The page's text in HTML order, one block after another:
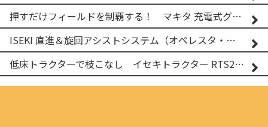
押すだけフィールドを制覇する！ マキタ 充電式グランドトリマー MUG001G
ISEKI 直進＆旋回アシストシステム（オペレスタ・ターン）搭載 イセキ 乗用田植機 PRJ8D-ZJL
低床トラクターで枝こなし イセキトラクター RTS205NS & フレールモア FNC1202F